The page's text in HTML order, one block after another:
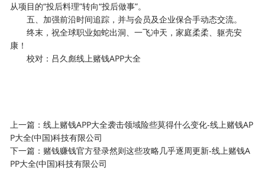
从项目的“投后料理”转向“投后做事”。
五、加强前沿时间追踪，并与会员及企业保合手动态交流。
终末，祝全球职业如蛇出洞、一飞冲天，家庭柔柔、躯壳安
康！
校对：吕久彪线上赌钱APP大全
上一篇：线上赌钱APP大全袭击领域险些莫得什么变化-线上赌钱AP
P大全(中国)科技有限公司
下一篇： 赌钱赚钱官方登录然则这些攻略几乎逐周更新-线上赌钱A
PP大全(中国)科技有限公司